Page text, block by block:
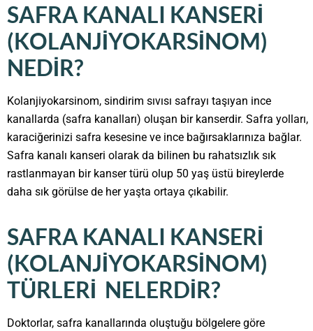
SAFRA KANALI KANSERI
(KOLANJIYOKARSINOM)
NEDIR?
Kolanjiyokarsinom, sindirim sıvısı safrayı taşıyan ince
kanallarda (safra kanalları) oluşan bir kanserdir. Safra yolları,
karaciğerinizi safra kesesine ve ince bağırsaklarınıza bağlar.
Safra kanalı kanseri olarak da bilinen bu rahatsızlık sık
rastlanmayan bir kanser türü olup 50 yaş üstü bireylerde
daha sık görülse de her yaşta ortaya çıkabilir.
SAFRA KANALI KANSERI
(KOLANJIYOKARSINOM)
TÜRLERI NELERDIR?
Doktorlar, safra kanallarında oluştuğu bölgelere göre